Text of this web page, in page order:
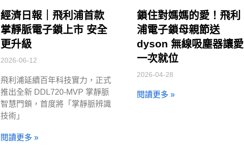
經濟日報｜飛利浦首款
掌靜脈電子鎖上市 安全
更升級
2026-06-12
飛利浦延續百年科技實力，正式
推出全新 DDL720-MVP 掌靜脈
智慧門鎖，首度將「掌靜脈辨識
技術」
閱讀更多 »
鎖住對媽媽的愛！飛利
浦電子鎖母親節送
dyson 無線吸塵器讓愛
一次就位
2026-04-28
閱讀更多 »